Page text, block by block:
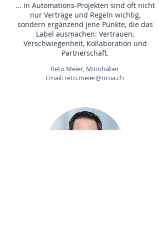
... in Automations-Projekten sind oft nicht
nur Verträge und Regeln wichtig,
sondern ergänzend jene Punkte, die das
Label ausmachen: Vertrauen,
Verschwiegenheit, Kollaboration und
Partnerschaft.
Reto Meier, Mitinhaber
Email: reto.meier@msia.ch